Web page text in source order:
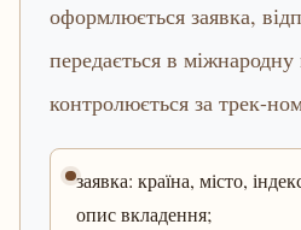
оформлюється заявка,
передається в
контролюється за трек-
заявка: країна, місто,
опис вкладення;